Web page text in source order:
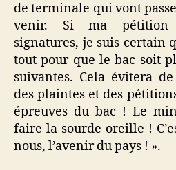
de terminale qui vont
venir. Si ma pétition
signatures, je suis certain
tout pour que le bac soit
suivantes. Cela évitera
des plaintes et des
épreuves du bac ! Le
faire la sourde oreille !
nous, l’avenir du pays ! ».